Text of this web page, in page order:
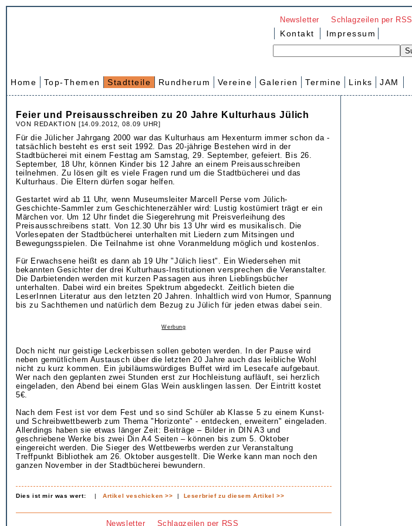
Newsletter Schlagzeilen per RSS
Kontakt Impressum
Home Top-Themen Stadtteile Rundherum Vereine Galerien Termine Links JAM
Feier und Preisausschreiben zu 20 Jahre Kulturhaus Jülich
VON REDAKTION [14.09.2012, 08.09 UHR]
Für die Jülicher Jahrgang 2000 war das Kulturhaus am Hexenturm immer schon da -
tatsächlich besteht es erst seit 1992. Das 20-jährige Bestehen wird in der
Stadtbücherei mit einem Festtag am Samstag, 29. September, gefeiert. Bis 26.
September, 18 Uhr, können Kinder bis 12 Jahre an einem Preisausschreiben
teilnehmen. Zu lösen gilt es viele Fragen rund um die Stadtbücherei und das
Kulturhaus. Die Eltern dürfen sogar helfen.
Gestartet wird ab 11 Uhr, wenn Museumsleiter Marcell Perse vom Jülich-
Geschichte-Sammler zum Geschichtenerzähler wird: Lustig kostümiert trägt er ein
Märchen vor. Um 12 Uhr findet die Siegerehrung mit Preisverleihung des
Preisausschreibens statt. Von 12.30 Uhr bis 13 Uhr wird es musikalisch. Die
Vorlesepaten der Stadtbücherei unterhalten mit Liedern zum Mitsingen und
Bewegungsspielen. Die Teilnahme ist ohne Voranmeldung möglich und kostenlos.
Für Erwachsene heißt es dann ab 19 Uhr "Jülich liest". Ein Wiedersehen mit
bekannten Gesichter der drei Kulturhaus-Institutionen versprechen die Veranstalter.
Die Darbietenden werden mit kurzen Passagen aus ihren Lieblingsbücher
unterhalten. Dabei wird ein breites Spektrum abgedeckt. Zeitlich bieten die
LeserInnen Literatur aus den letzten 20 Jahren. Inhaltlich wird von Humor, Spannung
bis zu Sachthemen und natürlich dem Bezug zu Jülich für jeden etwas dabei sein.
Werbung
Doch nicht nur geistige Leckerbissen sollen geboten werden. In der Pause wird
neben gemütlichem Austausch über die letzten 20 Jahre auch das leibliche Wohl
nicht zu kurz kommen. Ein jubiläumswürdiges Buffet wird im Lesecafe aufgebaut.
Wer nach den geplanten zwei Stunden erst zur Hochleistung aufläuft, sei herzlich
eingeladen, den Abend bei einem Glas Wein ausklingen lassen. Der Eintritt kostet
5€.
Nach dem Fest ist vor dem Fest und so sind Schüler ab Klasse 5 zu einem Kunst-
und Schreibwettbewerb zum Thema "Horizonte" - entdecken, erweitern" eingeladen.
Allerdings haben sie etwas länger Zeit: Beiträge – Bilder in DIN A3 und
geschriebene Werke bis zwei Din A4 Seiten – können bis zum 5. Oktober
eingereicht werden. Die Sieger des Wettbewerbs werden zur Veranstaltung
Treffpunkt Bibliothek am 26. Oktober ausgestellt. Die Werke kann man noch den
ganzen November in der Stadtbücherei bewundern.
Dies ist mir was wert: |Artikel veschicken >> | Leserbrief zu diesem Artikel >>
Newsletter Schlagzeilen per RSS